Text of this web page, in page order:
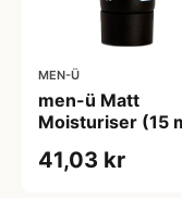
MEN-Ü
men-ü Matt
Moisturiser (15
41,03 kr